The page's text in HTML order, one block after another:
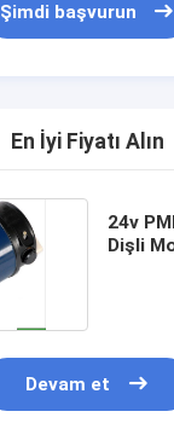
Şimdi başvurun
En İyi Fiyatı Alın
24v
Dişli
Devam et